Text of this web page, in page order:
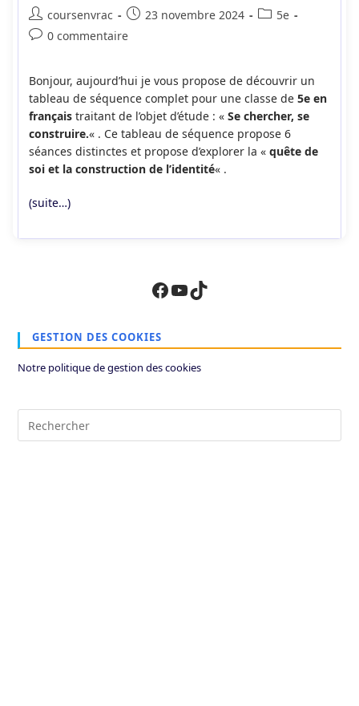
Auteur/autrice
de
coursenvrac
Publication
publiée :
23 novembre 2024
Post5e
Commentaires
publication :
0 commentaire
Bonjour, aujourd’hui je vous propose de découvrir un
tableau de séquence complet pour une classe de 5e en
françaistraitant de l’objet d’étude : « Se chercher, se
construire.« . Ce tableau de séquence propose 6
séances distinctes et propose d’explorer la « quête de
soi et la construction de l’identité« .
(suite…)
Facebook
YouTube
TikTok
GESTION DES COOKIES
Notre politique de gestion des cookies